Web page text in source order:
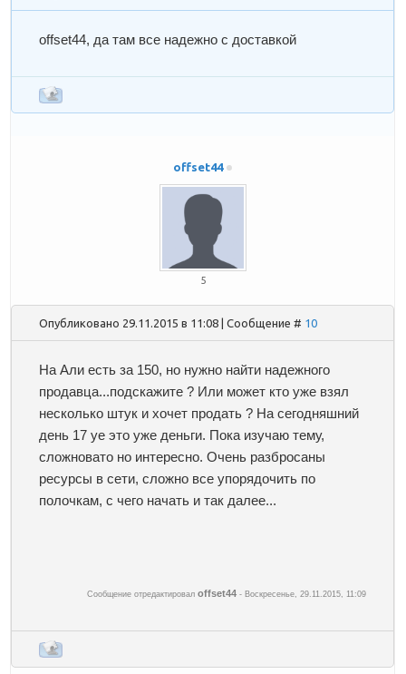
offset44, да там все надежно с доставкой
offset44
5
Опубликовано 29.11.2015 в 11:08 | Сообщение # 10
На Али есть за 150, но нужно найти надежного
продавца...подскажите ? Или может кто уже взял
несколько штук и хочет продать ? На сегодняшний
день 17 уе это уже деньги. Пока изучаю тему,
сложновато но интересно. Очень разбросаны
ресурсы в сети, сложно все упорядочить по
полочкам, с чего начать и так далее...
Сообщение отредактировалoffset44 - Воскресенье, 29.11.2015, 11:09